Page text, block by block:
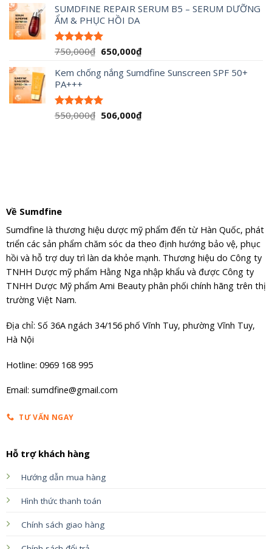
5 sao
SUMDFINE REPAIR SERUM B5 – SERUM DƯỠNG
ẨM & PHỤC HỒI DA
Được xếp
5 sao
750,000₫ Giá
là:
650,000₫Giá
tại
Kem chống nắng Sumdfine Sunscreen SPF 50+
PA+++
Được xếp
550,000₫ Giá
506,000₫Giá
Về Sumdfine
Sumdfine là thương hiệu dược mỹ phẩm đến từ Hàn Quốc, phát
triển các sản phẩm chăm sóc da theo định hướng bảo vệ, phục
hồi và hỗ trợ duy trì làn da khỏe mạnh. Thương hiệu do Công ty
TNHH Dược mỹ phẩm Hằng Nga nhập khẩu và được Công ty
TNHH Dược Mỹ phẩm Ami Beauty phân phối chính hãng trên thị
trường Việt Nam.
Địa chỉ: Số 36A ngách 34/156 phố Vĩnh Tuy, phường Vĩnh Tuy,
Hà Nội
Hotline: 0969 168 995
Email: sumdfine@gmail.com
TƯ VẤN NGAY
Hỗ trợ khách hàng
Hướng dẫn mua hàng
Hình thức thanh toán
Chính sách giao hàng